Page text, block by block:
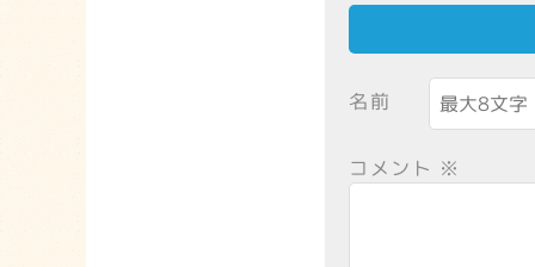
名前
コメント ※